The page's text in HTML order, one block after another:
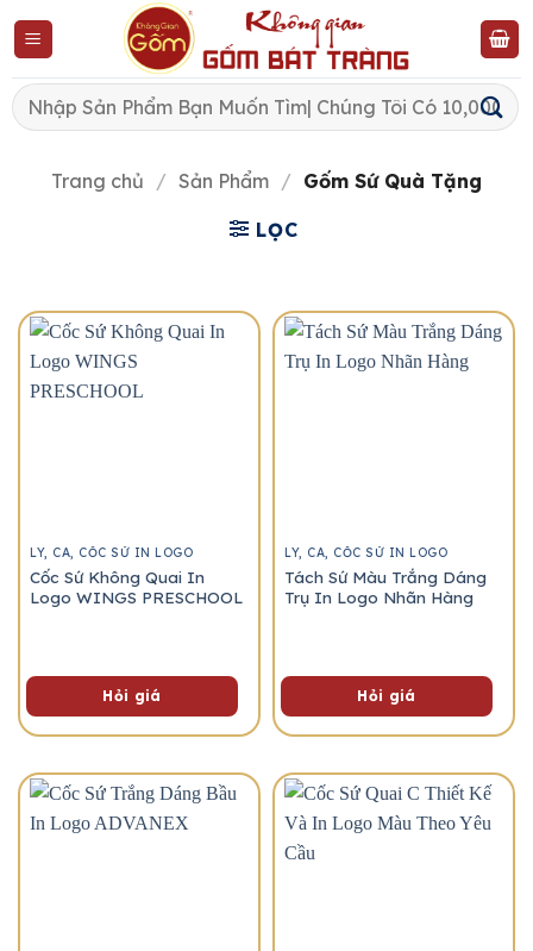
content
Tìm
kiếm:
Trang chủ / Sản Phẩm / Gốm Sứ Quà Tặng
LỌC
LY, CA, CỐC SỨ IN LOGO
Cốc Sứ Không Quai In
Logo WINGS PRESCHOOL
Hỏi giá
LY, CA, CỐC SỨ IN LOGO
Tách Sứ Màu Trắng Dáng
Trụ In Logo Nhãn Hàng
Hỏi giá